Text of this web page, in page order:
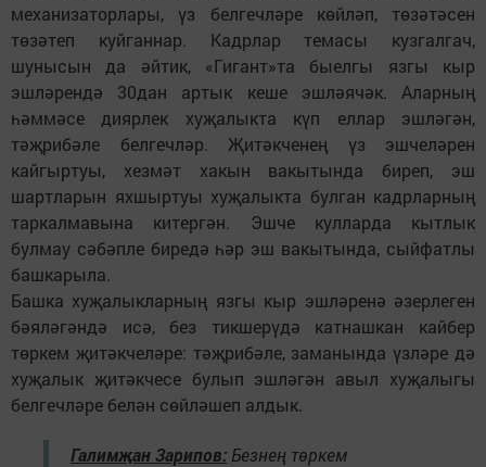
механизаторлары, үз белгечләре көйләп, төзәтәсен
төзәтеп куйганнар. Кадрлар темасы кузгалгач,
шунысын да әйтик, «Гигант»та быелгы язгы кыр
эшләрендә 30дан артык кеше эшләячәк. Аларның
һәммәсе диярлек хуҗалыкта күп еллар эшләгән,
тәҗрибәле белгечләр. Җитәкченең үз эшчеләрен
кайгыртуы, хезмәт хакын вакытында биреп, эш
шартларын яхшыртуы хуҗалыкта булган кадрларның
таркалмавына китергән. Эшче кулларда кытлык
булмау сәбәпле биредә һәр эш вакытында, сыйфатлы
башкарыла.
Башка хуҗалыкларның язгы кыр эшләренә әзерлеген
бәяләгәндә исә, без тикшерүдә катнашкан кайбер
төркем җитәкчеләре: тәҗрибәле, заманында үзләре дә
хуҗалык җитәкчесе булып эшләгән авыл хуҗалыгы
белгечләре белән сөйләшеп алдык.
Галимҗан Зарипов: Безнең төркем